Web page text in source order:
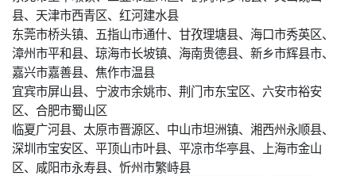
县、天津市西青区、红河建水县
东莞市桥头镇、五指山市通什、甘孜理塘县、海口市秀英区、
漳州市平和县、琼海市长坡镇、海南贵德县、新乡市辉县市、
嘉兴市嘉善县、焦作市温县
宜宾市屏山县、宁波市余姚市、荆门市东宝区、六安市裕安
区、合肥市蜀山区
临夏广河县、太原市晋源区、中山市坦洲镇、湘西州永顺县、
深圳市宝安区、平顶山市叶县、平凉市华亭县、上海市金山
区、咸阳市永寿县、忻州市繁峙县